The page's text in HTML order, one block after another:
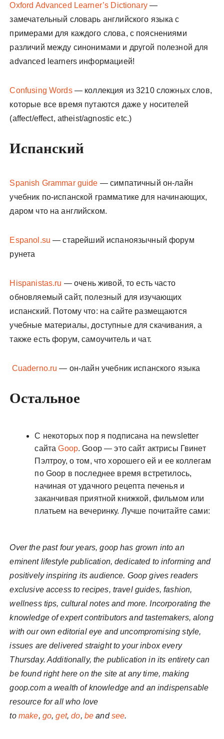
Oxford Advanced Learner’s Dictionary—
замечательный словарь английского языка с
примерами для каждого слова, с пояснениями
различий между синонимами и другой полезной для
advanced learners информацией!
Confusing Words — коллекция из 3210 сложных слов,
которые все время путаются даже у носителей
(affect/effect, atheist/agnostic etc.)
Испанский
Spanish Grammar guide — симпатичный он-лайн
учебник по-испанской грамматике для начинающих,
даром что на английском.
Espanol.su — старейший испаноязычный форум
рунета
Hispanistas.ru — очень живой, то есть часто
обновляемый сайт, полезный для изучающих
испанский. Потому что: на сайте размещаются
учебные материалы, доступные для скачивания, а
также есть форум, самоучитель и чат.
Cuaderno.ru — он-лайн учебник испанского языка
Остальное
С некоторых пор я подписана на newsletter
сайтаGoop. Goop — это сайт актрисы Гвинет
Пэлтроу, о том, что хорошего ей и ее коллегам
по Goop в последнее время встретилось,
начиная от удачного рецепта печенья и
заканчивая приятной книжкой, фильмом или
платьем на вечеринку. Лучше почитайте сами:
Over the past four years, goop has grown into an
eminent lifestyle publication, dedicated to informing and
positively inspiring its audience. Goop gives readers
exclusive access to recipes, travel guides, fashion,
wellness tips, cultural notes and more. Incorporating the
knowledge of expert contributors and tastemakers, along
with our own editorial eye and uncompromising style,
issues are delivered straight to your inbox every
Thursday. Additionally, the publication in its entirety can
be found right here on the site at any time, making
goop.com a wealth of knowledge and an indispensable
resource for all who love
to make, go,get,do, beandsee.